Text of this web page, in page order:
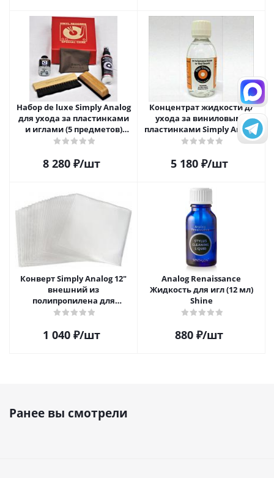
Набор de luxe Simply Analog
для ухода за пластинками
и иглами (5 предметов)
SAVC008
8 280₽/шт
Концентрат жидкости д/
ухода за виниловыми
пластинками Simply Analog
200мл
5 180₽/шт
Конверт Simply Analog 12"
внешний из
полипропилена для
пластинок (25шт)
1 040₽/шт
Analog Renaissance
Жидкость для игл (12 мл)
Shine
880 ₽/шт
Ранее вы смотрели